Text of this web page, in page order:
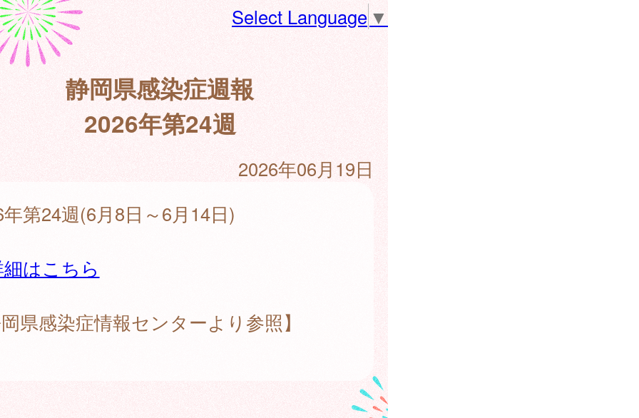
Select Language ▼
静岡県感染症週報
2026年第24週
2026年06月19日
第24週(6月8日～6月14日)
はこちら
県感染症情報センターより参照】